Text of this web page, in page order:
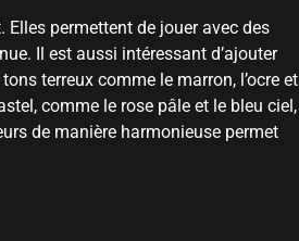
permettent de jouer avec des
Il est aussi intéressant d’ajouter
terreux comme le marron, l’ocre et
comme le rose pâle et le bleu ciel,
de manière harmonieuse permet